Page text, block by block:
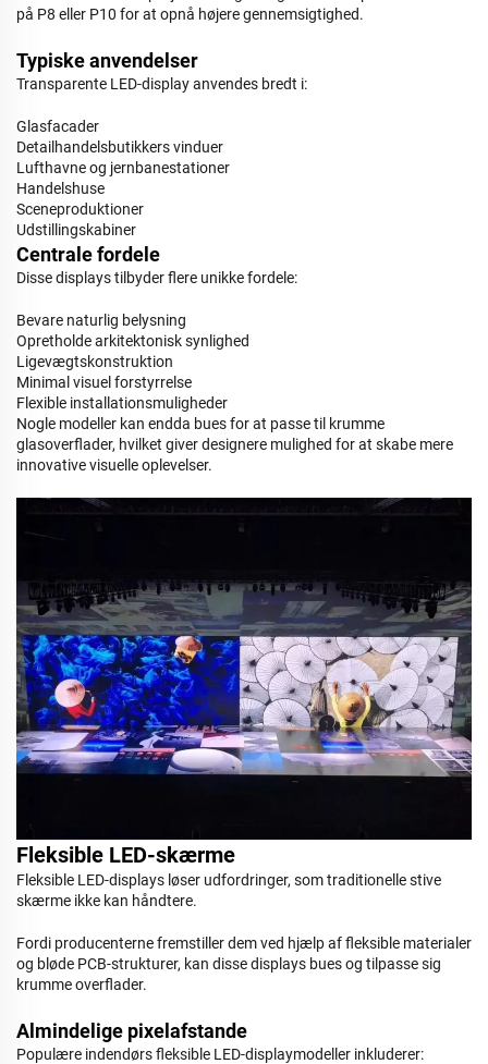
på P8 eller P10 for at opnå højere gennemsigtighed.
Typiske anvendelser
Transparente LED-display anvendes bredt i:
Glasfacader
Detailhandelsbutikkers vinduer
Lufthavne og jernbanestationer
Handelshuse
Sceneproduktioner
Udstillingskabiner
Centrale fordele
Disse displays tilbyder flere unikke fordele:
Bevare naturlig belysning
Opretholde arkitektonisk synlighed
Ligevægtskonstruktion
Minimal visuel forstyrrelse
Flexible installationsmuligheder
Nogle modeller kan endda bues for at passe til krumme
glasoverflader, hvilket giver designere mulighed for at skabe mere
innovative visuelle oplevelser.
Fleksible LED-skærme
Fleksible LED-displays løser udfordringer, som traditionelle stive
skærme ikke kan håndtere.
Fordi producenterne fremstiller dem ved hjælp af fleksible materialer
og bløde PCB-strukturer, kan disse displays bues og tilpasse sig
krumme overflader.
Almindelige pixelafstande
Populære indendørs fleksible LED-displaymodeller inkluderer: